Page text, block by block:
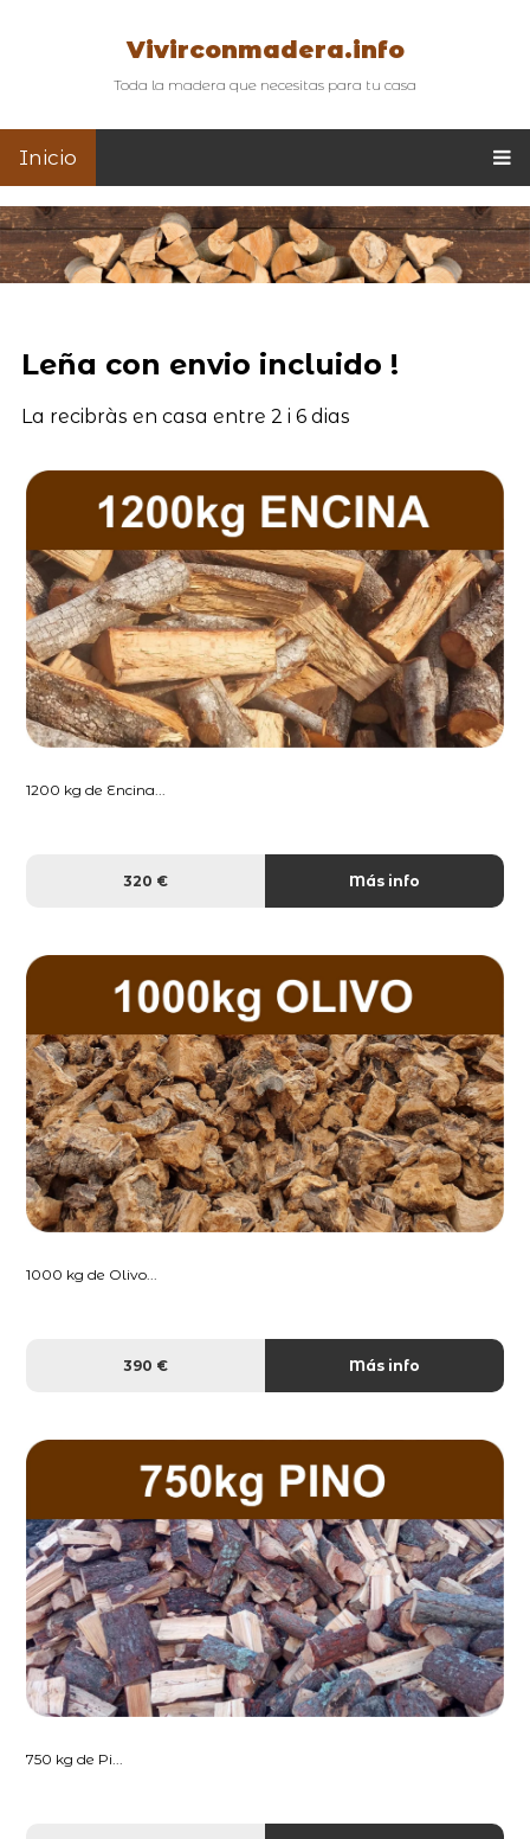
Vivirconmadera.info
Toda la madera que necesitas para tu casa
Inicio
Leña con envio incluido !
La recibràs en casa entre 2 i 6 dias
1200 kg de Encina...
320 € Más info
1000 kg de Olivo...
390 € Más info
750 kg de Pi...